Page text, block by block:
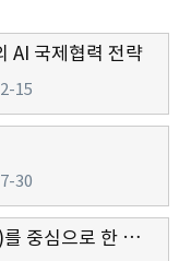
AI 국제협력 전략
15
30
지역별 AI 준비도 (AI Readiness)를 중심으로 한 지역 균형 발전 전략 연구